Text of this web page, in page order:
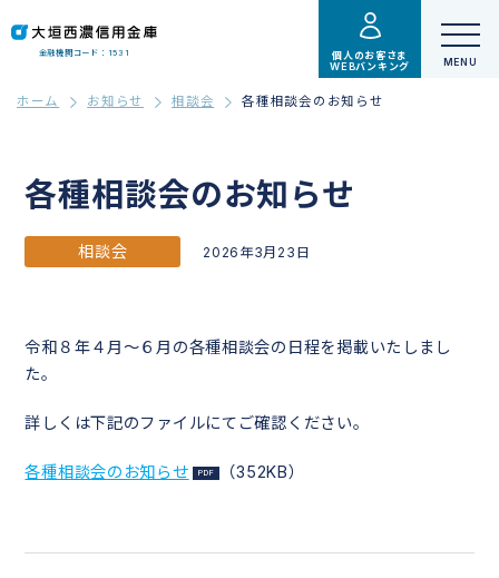
金融機関コード：1531
個人のお客さま
WEBバンキング
ホーム お知らせ 相談会 各種相談会のお知らせ
各種相談会のお知らせ
相談会 2026年3月23日
令和８年４月～６月の各種相談会の日程を掲載いたしまし
た。
詳しくは下記のファイルにてご確認ください。
各種相談会のお知らせ （352KB）